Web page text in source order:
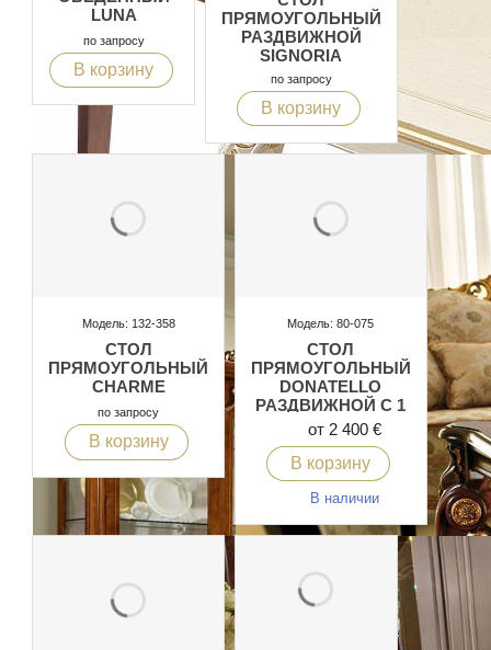
LUNA
по запросу
В корзину
ПРЯМОУГОЛЬНЫЙ
РАЗДВИЖНОЙ
SIGNORIA
по запросу
В корзину
Модель: 132-358
СТОЛ
ПРЯМОУГОЛЬНЫЙ
CHARME
по запросу
В корзину
Модель: 80-075
СТОЛ
ПРЯМОУГОЛЬНЫЙ
DONATELLO
РАЗДВИЖНОЙ С 1
ВСТАВКОЙ
от 2 400 €
В корзину
В наличии